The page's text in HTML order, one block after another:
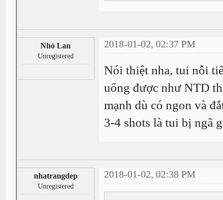
Nhỏ Lan
Unregistered
2018-01-02, 02:37 PM
Nói thiệt nha, tui nỗi
uống được như NTD
mạnh dù có ngon và
3-4 shots là tui bị ngã
nhatrangdep
Unregistered
2018-01-02, 02:38 PM